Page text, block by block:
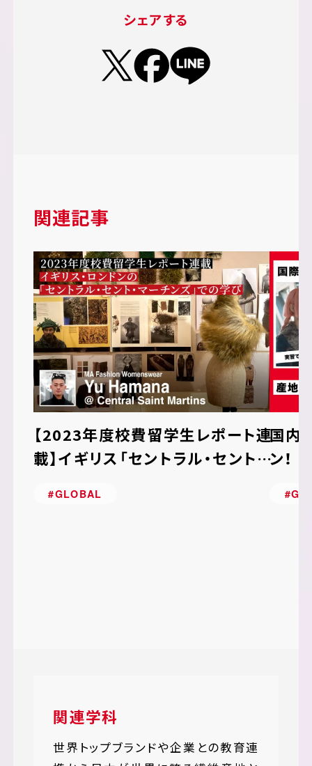
シェアする
関連記事
【2023年度校費留学⽣レポート連
載】イギリス「セントラル・セント・
#GLOBAL
国内
ン！
関連学科
世界トップブランドや企業との教育連